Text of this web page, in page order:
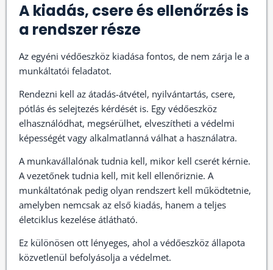
A kiadás, csere és ellenőrzés is
a rendszer része
Az egyéni védőeszköz kiadása fontos, de nem zárja le a
munkáltatói feladatot.
Rendezni kell az átadás-átvétel, nyilvántartás, csere,
pótlás és selejtezés kérdését is. Egy védőeszköz
elhasználódhat, megsérülhet, elveszítheti a védelmi
képességét vagy alkalmatlanná válhat a használatra.
A munkavállalónak tudnia kell, mikor kell cserét kérnie.
A vezetőnek tudnia kell, mit kell ellenőriznie. A
munkáltatónak pedig olyan rendszert kell működtetnie,
amelyben nemcsak az első kiadás, hanem a teljes
életciklus kezelése átlátható.
Ez különösen ott lényeges, ahol a védőeszköz állapota
közvetlenül befolyásolja a védelmet.